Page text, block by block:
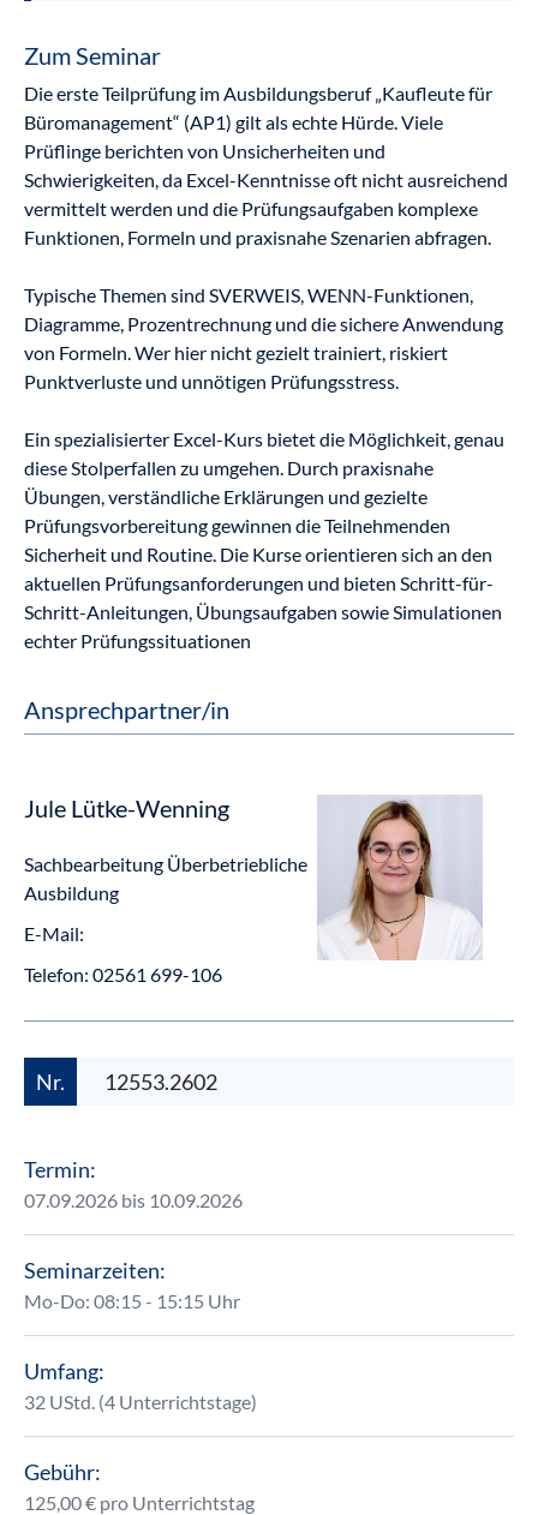
Nr. 12553.2602
Termin:
07.09.2026 bis 10.09.2026
Seminarzeiten:
Mo-Do: 08:15 - 15:15 Uhr
Umfang:
32 UStd. (4 Unterrichtstage)
Gebühr:
125,00 € pro Unterrichtstag
Zum Seminar
Die erste Teilprüfung im Ausbildungsberuf „Kaufleute für
Büromanagement“ (AP1) gilt als echte Hürde. Viele
Prüflinge berichten von Unsicherheiten und
Schwierigkeiten, da Excel-Kenntnisse oft nicht ausreichend
vermittelt werden und die Prüfungsaufgaben komplexe
Funktionen, Formeln und praxisnahe Szenarien abfragen.
Typische Themen sind SVERWEIS, WENN-Funktionen,
Diagramme, Prozentrechnung und die sichere Anwendung
von Formeln. Wer hier nicht gezielt trainiert, riskiert
Punktverluste und unnötigen Prüfungsstress.
Ein spezialisierter Excel-Kurs bietet die Möglichkeit, genau
diese Stolperfallen zu umgehen. Durch praxisnahe
Übungen, verständliche Erklärungen und gezielte
Prüfungsvorbereitung gewinnen die Teilnehmenden
Sicherheit und Routine. Die Kurse orientieren sich an den
aktuellen Prüfungsanforderungen und bieten Schritt-für-
Schritt-Anleitungen, Übungsaufgaben sowie Simulationen
echter Prüfungssituationen
Ansprechpartner/in
Jule Lütke-Wenning
Sachbearbeitung Überbetriebliche
Ausbildung
E-Mail:
Telefon: 02561 699-106